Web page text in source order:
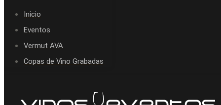
Inicio
Eventos
Vermut AVA
Copas de Vino Grabadas